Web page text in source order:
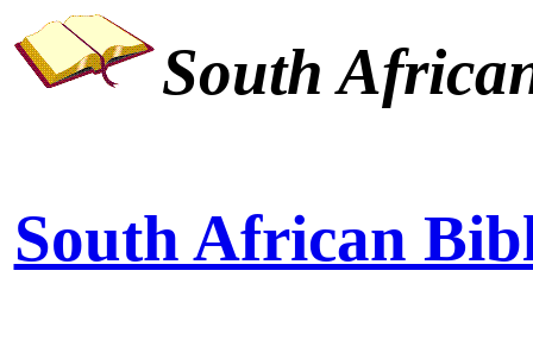
South
South African